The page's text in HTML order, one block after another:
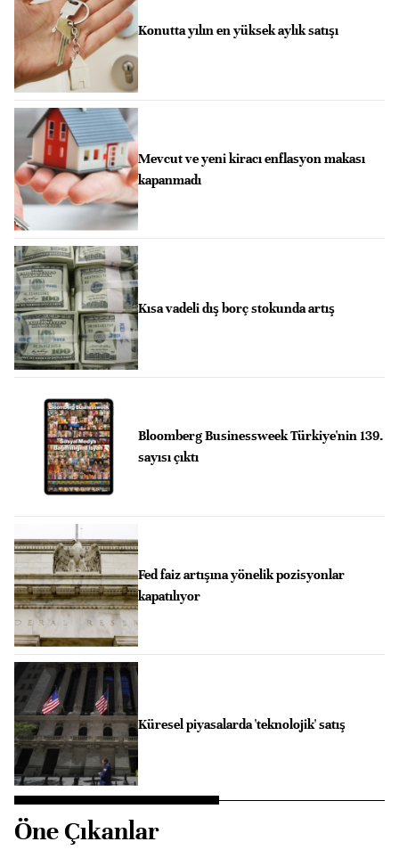
Konutta yılın en yüksek aylık satışı
Mevcut ve yeni kiracı enflasyon makası
kapanmadı
Kısa vadeli dış borç stokunda artış
Bloomberg Businessweek Türkiye'nin 139.
sayısı çıktı
Fed faiz artışına yönelik pozisyonlar
kapatılıyor
Küresel piyasalarda 'teknolojik' satış
Öne Çıkanlar